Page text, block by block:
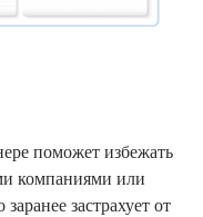
поможет избежать
компаниями или
застрахует от